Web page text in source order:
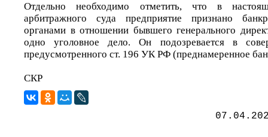
Отдельно необходимо отметить, что в
арбитражного суда предприятие признано
органами в отношении бывшего генерального
одно уголовное дело. Он подозревается в
предусмотренного ст. 196 УК РФ (преднамеренное
СКР